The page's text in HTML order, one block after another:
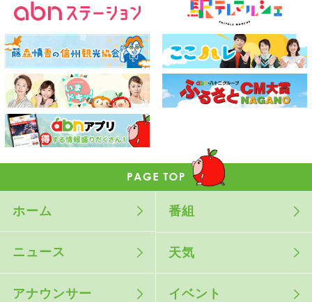
ホーム 番組
ニュース 天気
アナウンサー イベント